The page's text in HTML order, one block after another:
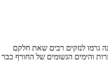
גרמו לנזקים רבים שאת חלקם
והימים הגשומים של החורף כבר